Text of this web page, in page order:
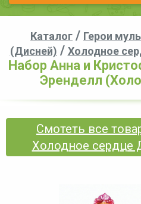
Каталог / Герои
(Дисней) / Холодное
Набор Анна и
Эренделл
Смотеть все
Холодное сердце